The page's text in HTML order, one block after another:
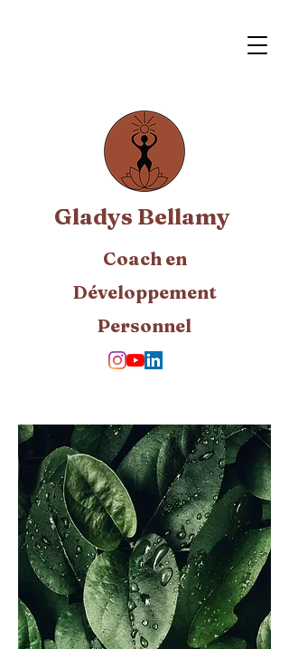
Gladys Bellamy
Coach en
Développement
Personnel​